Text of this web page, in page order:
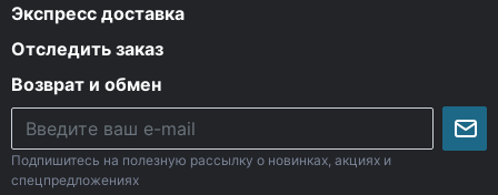
Экспресс доставка
Отследить заказ
Возврат и обмен
Подпишитесь на полезную рассылку о новинках, акциях и
спецпредложениях